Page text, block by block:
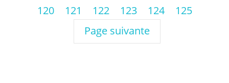
120
121 122 123 124
125
Page suivante